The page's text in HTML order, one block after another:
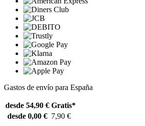
Gastos de envío para España
desde 54,90 € Gratis*
desde 0,00 € 7,90 €